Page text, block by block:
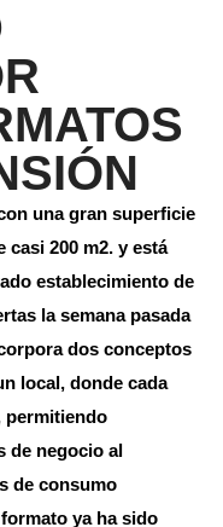
una gran superficie
casi 200 m2. y está
establecimiento de
la semana pasada
dos conceptos
local, donde cada
permitiendo
de negocio al
de consumo
ya ha sido